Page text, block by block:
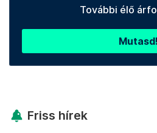
További élő
Mutasd!
Friss hírek